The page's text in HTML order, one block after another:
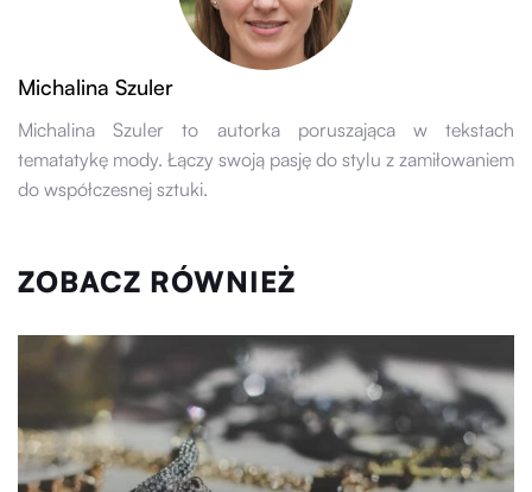
Michalina Szuler
Michalina Szuler to autorka poruszająca w tekstach
tematatykę mody. Łączy swoją pasję do stylu z zamiłowaniem
do współczesnej sztuki.
ZOBACZ RÓWNIEŻ